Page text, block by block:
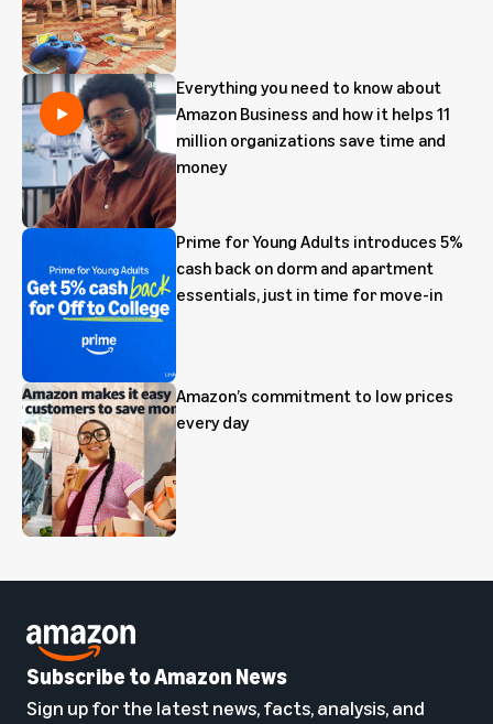
Everything you need to know about
Amazon Business and how it helps 11
million organizations save time and
money
Prime for Young Adults introduces 5%
cash back on dorm and apartment
essentials, just in time for move-in
Amazon’s commitment to low prices
every day
Subscribe to Amazon News
Sign up for the latest news, facts, analysis, and